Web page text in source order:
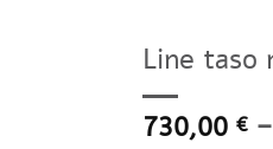
Line taso
730,00 € –